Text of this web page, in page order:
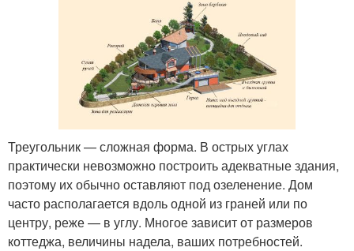
Треугольник — сложная форма. В острых углах
практически невозможно построить адекватные здания,
поэтому их обычно оставляют под озеленение. Дом
часто располагается вдоль одной из граней или по
центру, реже — в углу. Многое зависит от размеров
коттеджа, величины надела, ваших потребностей.